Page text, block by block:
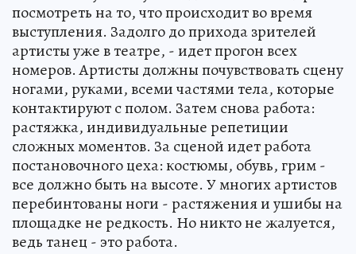
посмотреть на то, что происходит во время
выступления. Задолго до прихода зрителей
артисты уже в театре, - идет прогон всех
номеров. Артисты должны почувствовать сцену
ногами, руками, всеми частями тела, которые
контактируют с полом. Затем снова работа:
растяжка, индивидуальные репетиции
сложных моментов. За сценой идет работа
постановочного цеха: костюмы, обувь, грим -
все должно быть на высоте. У многих артистов
перебинтованы ноги - растяжения и ушибы на
площадке не редкость. Но никто не жалуется,
ведь танец - это работа.